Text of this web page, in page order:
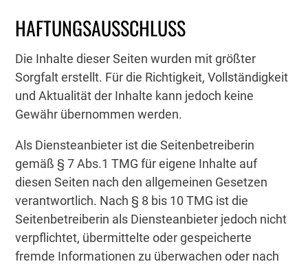
HAFTUNGSAUSSCHLUSS
Die Inhalte dieser Seiten wurden mit größter
Sorgfalt erstellt. Für die Richtigkeit, Vollständigkeit
und Aktualität der Inhalte kann jedoch keine
Gewähr übernommen werden.
Als Diensteanbieter ist die Seitenbetreiberin
gemäß § 7 Abs.1 TMG für eigene Inhalte auf
diesen Seiten nach den allgemeinen Gesetzen
verantwortlich. Nach § 8 bis 10 TMG ist die
Seitenbetreiberin als Diensteanbieter jedoch nicht
verpflichtet, übermittelte oder gespeicherte
fremde Informationen zu überwachen oder nach